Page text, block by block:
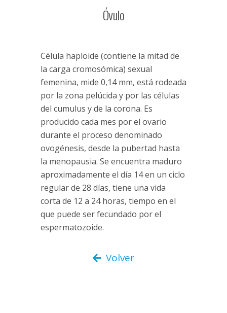
Óvulo
Célula haploide (contiene la mitad de
la carga cromosómica) sexual
femenina, mide 0,14 mm, está rodeada
por la zona pelúcida y por las células
del cumulus y de la corona. Es
producido cada mes por el ovario
durante el proceso denominado
ovogénesis, desde la pubertad hasta
la menopausia. Se encuentra maduro
aproximadamente el día 14 en un ciclo
regular de 28 días, tiene una vida
corta de 12 a 24 horas, tiempo en el
que puede ser fecundado por el
espermatozoide.
Volver